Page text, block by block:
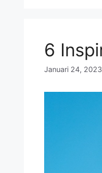
6
Januari 24, 2023